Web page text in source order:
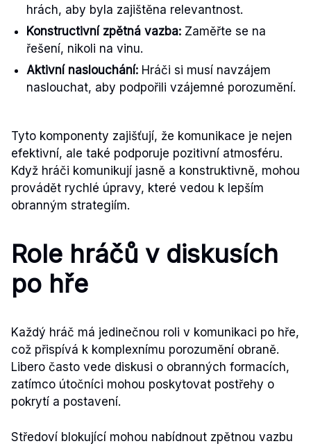
hrách, aby byla zajištěna relevantnost.
Konstructivní zpětná vazba: Zaměřte se na
řešení, nikoli na vinu.
Aktivní naslouchání: Hráči si musí navzájem
naslouchat, aby podpořili vzájemné porozumění.
Tyto komponenty zajišťují, že komunikace je nejen
efektivní, ale také podporuje pozitivní atmosféru.
Když hráči komunikují jasně a konstruktivně, mohou
provádět rychlé úpravy, které vedou k lepším
obranným strategiím.
Role hráčů v diskusích
po hře
Každý hráč má jedinečnou roli v komunikaci po hře,
což přispívá k komplexnímu porozumění obraně.
Libero často vede diskusi o obranných formacích,
zatímco útočníci mohou poskytovat postřehy o
pokrytí a postavení.
Středoví blokující mohou nabídnout zpětnou vazbu